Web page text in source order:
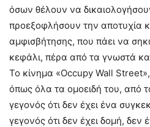
όσων θέλουν να
προεξοφλήσουν την αποτυχία
αμφισβήτησης, που πάει να
κεφάλι, πέρα από τα γνωστά
Το κίνημα «Occupy Wall
όπως όλα τα ομοειδή του, από
γεγονός ότι δεν έχει ένα
γεγονός ότι δεν έχει δομή, δεν